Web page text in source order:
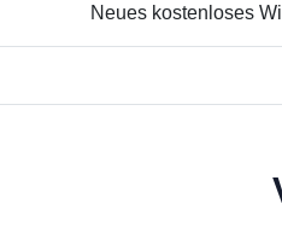
Neues kostenloses